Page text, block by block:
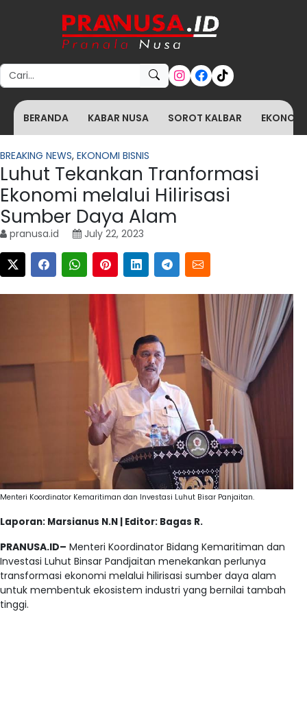
Search for:
BERANDA KABAR NUSA SOROT KALBAR
BREAKING NEWS, EKONOMI BISNIS
Luhut Tekankan Tranformasi
Ekonomi melalui Hilirisasi
Sumber Daya Alam
pranusa.id July 22, 2023
Menteri Koordinator Kemaritiman dan Investasi Luhut Bisar Panjaitan.
Laporan: Marsianus N.N | Editor: Bagas R.
PRANUSA.ID– Menteri Koordinator Bidang Kemaritiman dan
Investasi Luhut Binsar Pandjaitan menekankan perlunya
transformasi ekonomi melalui hilirisasi sumber daya alam
untuk membentuk ekosistem industri yang bernilai tambah
tinggi.